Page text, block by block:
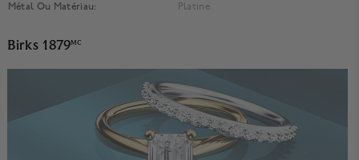
Métal Ou Matériau:
Platine
Birks 1879MC